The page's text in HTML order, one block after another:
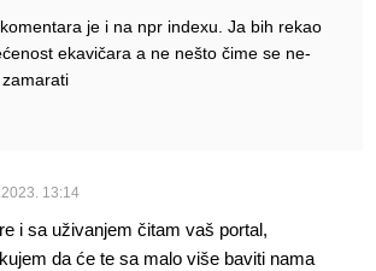
je i na npr indexu. Ja bih rekao
ekavičara a ne nešto čime se ne-
13:14
i sa uživanjem čitam vaš portal,
da će te sa malo više baviti nama